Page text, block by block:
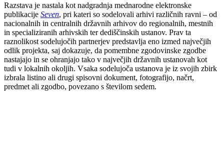
Razstava je nastala kot nadgradnja mednarodne elektronske
publikacije Seven, pri kateri so sodelovali arhivi različnih ravni – od
nacionalnih in centralnih državnih arhivov do regionalnih, mestnih
in specializiranih arhivskih ter dediščinskih ustanov. Prav ta
raznolikost sodelujočih partnerjev predstavlja eno izmed največjih
odlik projekta, saj dokazuje, da pomembne zgodovinske zgodbe
nastajajo in se ohranjajo tako v največjih državnih ustanovah kot
tudi v lokalnih okoljih. Vsaka sodelujoča ustanova je iz svojih zbirk
izbrala listino ali drugi spisovni dokument, fotografijo, načrt,
predmet ali zgodbo, povezano s številom sedem.